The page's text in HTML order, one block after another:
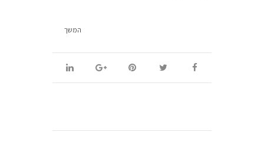
המשך